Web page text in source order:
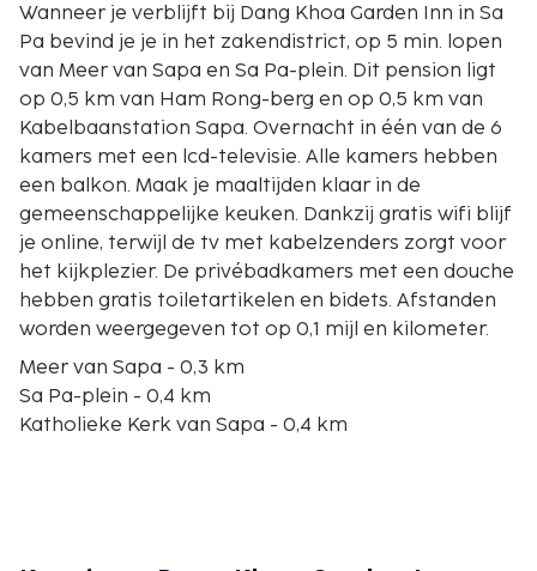
Wanneer je verblijft bij Dang Khoa Garden Inn in Sa
Pa bevind je je in het zakendistrict, op 5 min. lopen
van Meer van Sapa en Sa Pa-plein. Dit pension ligt
op 0,5 km van Ham Rong-berg en op 0,5 km van
Kabelbaanstation Sapa. Overnacht in één van de 6
kamers met een lcd-televisie. Alle kamers hebben
een balkon. Maak je maaltijden klaar in de
gemeenschappelijke keuken. Dankzij gratis wifi blijf
je online, terwijl de tv met kabelzenders zorgt voor
het kijkplezier. De privébadkamers met een douche
hebben gratis toiletartikelen en bidets. Afstanden
worden weergegeven tot op 0,1 mijl en kilometer.
Meer van Sapa - 0,3 km
Sa Pa-plein - 0,4 km
Katholieke Kerk van Sapa - 0,4 km